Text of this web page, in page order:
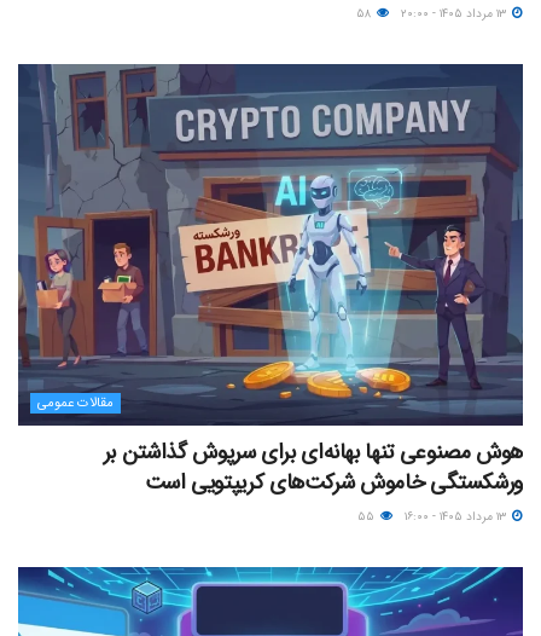
مقالات عمومی
هوش مصنوعی تنها بهانه‌ای برای سرپوش گذاشتن بر
ورشکستگی خاموش شرکت‌های کریپتویی است